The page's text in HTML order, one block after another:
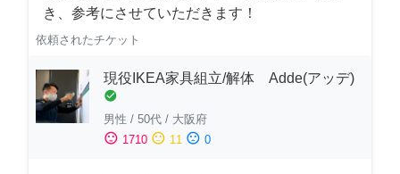
き、参考にさせていただきます！
依頼されたチケット
現役IKEA家具組立/解体 Adde(アッデ)
check_circle
男性 / 50代 / 大阪府
sentiment_satisfied 1710 sentiment_neutral 11 sentiment_dissatisfied 0